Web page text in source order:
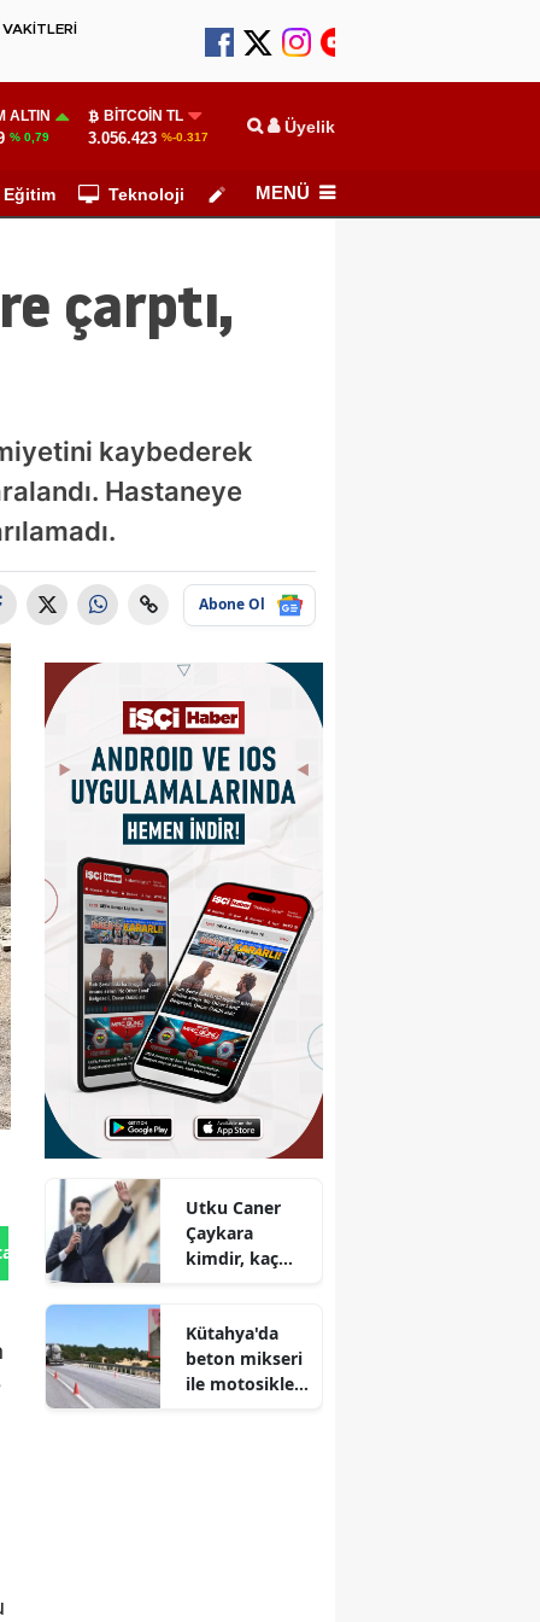
ALTIN
% 0,79
BITCOIN TL
3.056.423 %-0.317 Üyelik
Eğitim Teknoloji Köşe Yazarları
MENÜ
çarptı,
kaybederek
Hastaneye
Abone Ol
Gönder
Utku Caner
Çaykara
kimdir, kaç
Kütahya'da
beton mikseri
ile motosiklet